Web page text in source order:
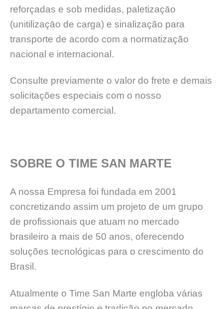
reforçadas e sob medidas, paletizaçāo
(unitilizaçāo de carga) e sinalização para
transporte de acordo com a normatização
nacional e internacional.
Consulte previamente o valor do frete e demais
solicitações especiais com o nosso
departamento comercial.
SOBRE O TIME SAN MARTE
A nossa Empresa foi fundada em 2001
concretizando assim um projeto de um grupo
de profissionais que atuam no mercado
brasileiro a mais de 50 anos, oferecendo
soluções tecnológicas para o crescimento do
Brasil.
Atualmente o Time San Marte engloba várias